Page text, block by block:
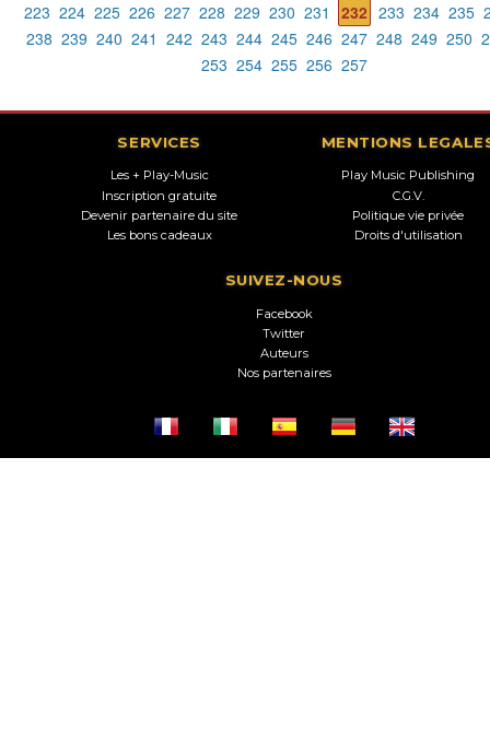
223 224 225 226 227 228 229 230 231 232 233 234 235
238 239 240 241 242 243 244 245 246 247 248 249 250
253 254 255 256 257
SERVICES
Les + Play-Music
Inscription gratuite
Devenir partenaire du site
Les bons cadeaux
MENTIONS
Play Music Publishing
C.G.V.
Politique vie privée
Droits d'utilisation
SUIVEZ-NOUS
Facebook
Twitter
Auteurs
Nos partenaires